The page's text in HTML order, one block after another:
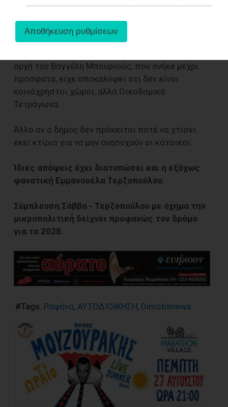
Ούτε που κατάλαβε ποτέ ο συμπαθής Σάββας
αρχή του Βαγγέλη Μπουρνούς, που ανήκε μέχρι
πρόσφατα, είχε αποκαλύψει ότι δεν είναι
κοινόχρηστοι χώροι, αλλά Οικοδομικά
Τετράγωνα.
Άλλο αν ο δήμος δεν πρόκειται ποτέ να χτίσει
εκεί κτίρια για να μην ανησυχούν οι κάτοικοι.
Ίδιες απόψεις έχει διατυπώσει και η εξόχως
φανατική Εμμανουέλα Τερζοπούλου.
Σύμπλευση Σάββα - Τερζοπούλου με όχημα την
μικροπολιτική δείχνει προφανώς τον δρόμο
για το 2028.
#Tags: Ραφήνα, ΑΥΤΟΔΙΟΙΚΗΣΗ, Dimotisnews